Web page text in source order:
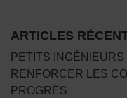
ARTICLES
PETITS
RENFORCER LES
PROGRÈS